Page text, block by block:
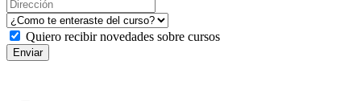
Quiero recibir novedades sobre cursos
Enviar